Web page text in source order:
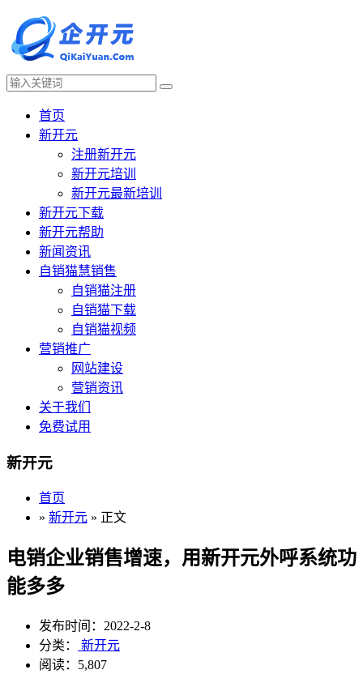
首页
新开元
注册新开元
新开元培训
新开元最新培训
新开元下载
新开元帮助
新闻资讯
自销猫慧销售
自销猫注册
自销猫下载
自销猫视频
营销推广
网站建设
营销资讯
关于我们
免费试用
新开元
首页
» 新开元 » 正文
电销企业销售增速，用新开元外呼系统功
能多多
发布时间：2022-2-8
分类：
新开元
阅读：5,807